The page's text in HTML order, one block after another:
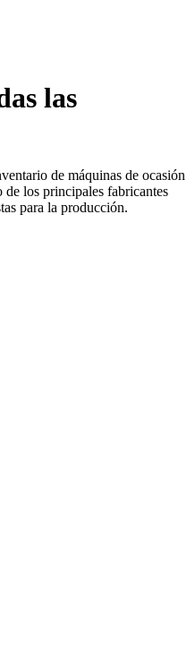
las
de máquinas de ocasión
de los principales fabricantes
para la producción.